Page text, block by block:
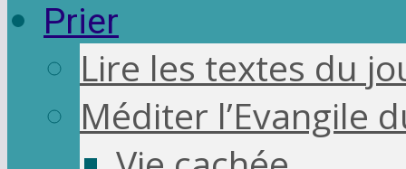
Prier
Lire les textes du
Méditer l’Evangile